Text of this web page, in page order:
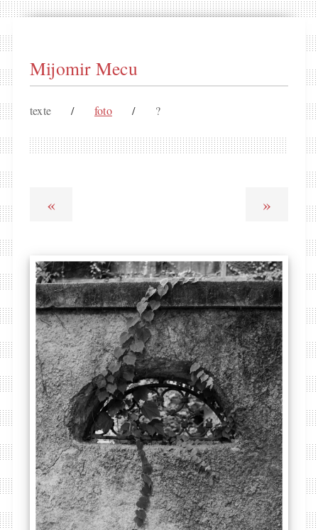
Mijomir Mecu
texte / foto / ?
« »